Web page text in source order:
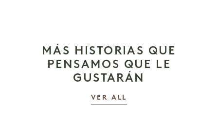
MÁS HISTORIAS QUE
PENSAMOS QUE LE
GUSTARÁN
VER ALL